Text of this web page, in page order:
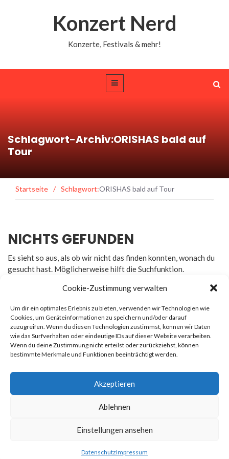
Cookie-Zustimmung verwalten
Um dir ein optimales Erlebnis zu bieten, verwenden wir Technologien wie
Cookies, um Geräteinformationen zu speichern und/oder darauf
zuzugreifen. Wenn du diesen Technologien zustimmst, können wir Daten
wie das Surfverhalten oder eindeutige IDs auf dieser Website verarbeiten.
Wenn du deine Zustimmung nicht erteilst oder zurückziehst, können
bestimmte Merkmale und Funktionen beeinträchtigt werden.
Akzeptieren
Ablehnen
Einstellungen ansehen
DatenschutzImpressum
Konzert Nerd
Konzerte, Festivals & mehr!
Schlagwort-Archiv:ORISHAS bald auf
Tour
Startseite / Schlagwort:ORISHAS bald auf Tour
NICHTS GEFUNDEN
Es sieht so aus, als ob wir nicht das finden konnten, wonach du
gesucht hast. Möglicherweise hilft die Suchfunktion.
Rechtliches
Datenschutz
Datenschutz